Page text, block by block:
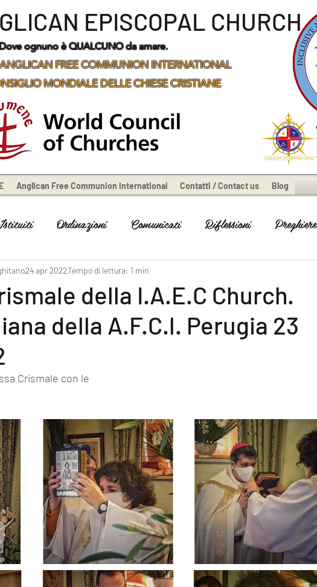
EPISCOPAL CHURCH
ognuno è QUALCUNO da amare.
FREE COMMUNION INTERNATIONAL
MONDIALE DELLE CHIESE CRISTIANE
Anglican Free Communion International Contatti / Contact us Blog
Ordinazioni Comunicati Riflessioni Preghiere
della I.A.E.C Church.
della A.F.C.l. Perugia 23
24 apr 2022Tempo di lettura: 1 min
Crismale con le